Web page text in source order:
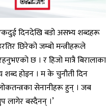
दिनदेखि बडो असभ्य शब्दहरू
छिरेको जम्बो मन्त्रीहरूले
छ । र हिजो मात्रै बिरालाका
होइन । म के चुनौती दिन
सेनानीहरू हुन् । जब
लागेर बस्दैनन् ।’